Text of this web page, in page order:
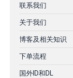
联系我们
关于我们
博客及相关知识
下单流程
国外ID和DL